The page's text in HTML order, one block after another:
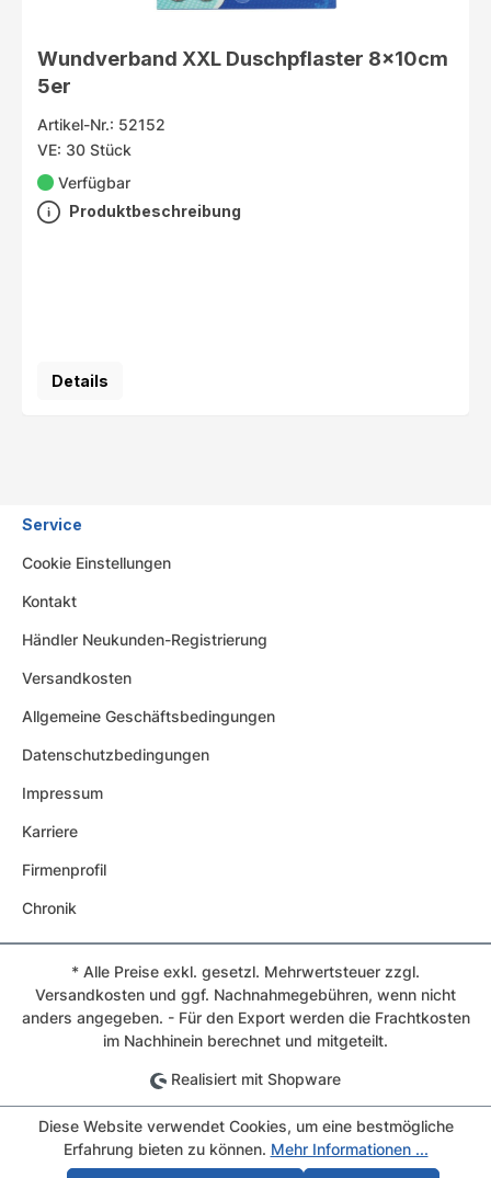
Wundverband XXL Duschpflaster 8x10cm
5er
Artikel-Nr.: 52152
VE: 30 Stück
Verfügbar
Produktbeschreibung
Details
Service
Cookie Einstellungen
Kontakt
Händler Neukunden-Registrierung
Versandkosten
Allgemeine Geschäftsbedingungen
Datenschutzbedingungen
Impressum
Karriere
Firmenprofil
Chronik
* Alle Preise exkl. gesetzl. Mehrwertsteuer zzgl.
Versandkosten und ggf. Nachnahmegebühren, wenn nicht
anders angegeben. - Für den Export werden die Frachtkosten
im Nachhinein berechnet und mitgeteilt.
Realisiert mit Shopware
Diese Website verwendet Cookies, um eine bestmögliche
Erfahrung bieten zu können. Mehr Informationen ...